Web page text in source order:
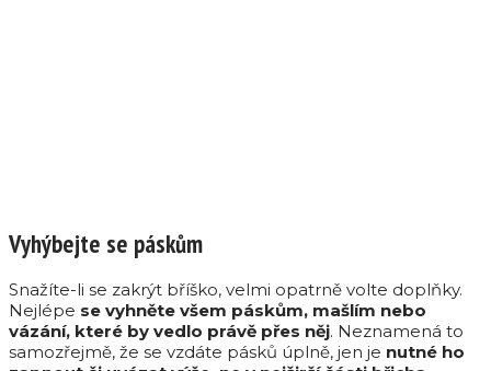
Vyhýbejte se páskům
Snažíte-li se zakrýt bříško, velmi opatrně volte doplňky.
Nejlépe se vyhněte všem páskům, mašlím nebo
vázání, které by vedlo právě přes něj. Neznamená to
samozřejmě, že se vzdáte pásků úplně, jen je nutné ho